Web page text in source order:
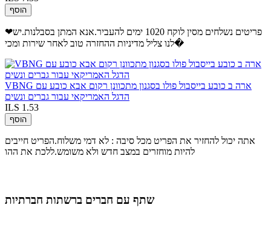
הוסף
❤פריטים נשלחים מסין לוקח 1020 ימים להעביר.אנא המתן בסבלנות.יש
לנו צליל מדיניות ההחזרה טוב לאחר שירות ומכי�
VBNG ארה ב כובע בייסבול פולו בסגנון מתכוונן רקום אבא כובע עם
הדגל האמריקאי עבור גברים ונשים
ILS 1.53
הוסף
אתה יכול להחזיר את הפריט מכל סיבה : לא דמי משלוח.הפריט חייבים
להיות מוחזרים במצב חדש ולא משומש.ללכת את ההו
שתף עם חברים ברשתות חברתיות